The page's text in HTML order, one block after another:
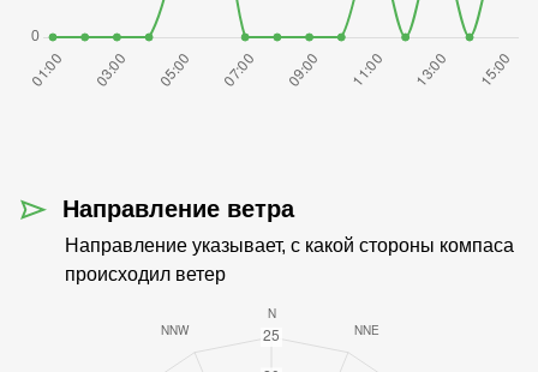
Направление ветра
Направление указывает, с какой стороны компаса
происходил ветер